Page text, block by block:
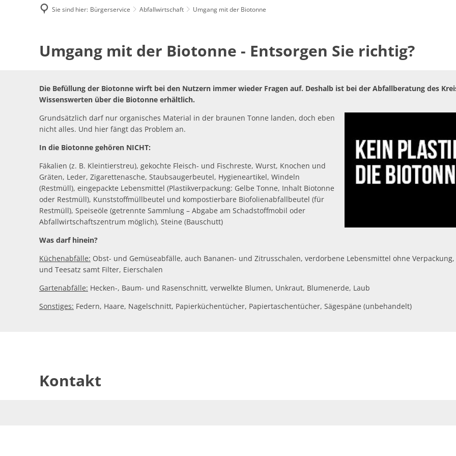
Heimatpreis 2026 Satzungen
Sie sind hier: Bürgerservice Abfallwirtschaft Umgang mit der Biotonne
Umgang
Biotonne
Umgang mit der Biotonne - Entsorgen Sie richtig?
Die Befüllung der Biotonne wirft bei den Nutzern immer wieder Fragen auf. Deshalb ist bei der Abfallberatung des
Wissenswerten über die Biotonne erhältlich.
Grundsätzlich darf nur organisches Material in der braunen Tonne landen, doch eben
nicht alles. Und hier fängt das Problem an.
In die Biotonne gehören NICHT:
Fäkalien (z. B. Kleintierstreu), gekochte Fleisch- und Fischreste, Wurst, Knochen und
Gräten, Leder, Zigarettenasche, Staubsaugerbeutel, Hygieneartikel, Windeln
(Restmüll), eingepackte Lebensmittel (Plastikverpackung: Gelbe Tonne, Inhalt Biotonne
oder Restmüll), Kunststoffmüllbeutel und kompostierbare Biofolienabfallbeutel (für
Restmüll), Speiseöle (getrennte Sammlung – Abgabe am Schadstoffmobil oder
Abfallwirtschaftszentrum möglich), Steine (Bauschutt)
Was darf hinein?
Küchenabfälle: Obst- und Gemüseabfälle, auch Bananen- und Zitrusschalen, verdorbene Lebensmittel ohne
und Teesatz samt Filter, Eierschalen
Gartenabfälle: Hecken-, Baum- und Rasenschnitt, verwelkte Blumen, Unkraut, Blumenerde, Laub
Sonstiges: Federn, Haare, Nagelschnitt, Papierküchentücher, Papiertaschentücher, Sägespäne (unbehandelt)
Kontakt